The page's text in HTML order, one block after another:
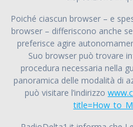
Poiché ciascun browser – e
browser – differiscono anche
preferisce agire
Suo browser può trovare
procedura necessaria nella
panoramica delle modalità di
può visitare l’indirizzo